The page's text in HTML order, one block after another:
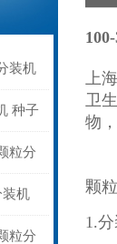
装机
种子
机 台
粒分
电
装机
粒分
上
卫
物
颗
1.